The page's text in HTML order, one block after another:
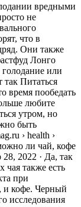
вредными
не
что в
Они также
Лонго
или
так Питаться
время пообедать
любите
утром, но
быть
› health ›
ли чай, кофе
28, 2022 · Да, так
чая также есть
при
и кофе. Черный
исследования